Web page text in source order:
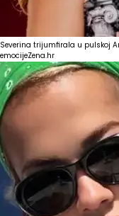
Severina trijumfirala u pulskoj
emocijeZena.hr